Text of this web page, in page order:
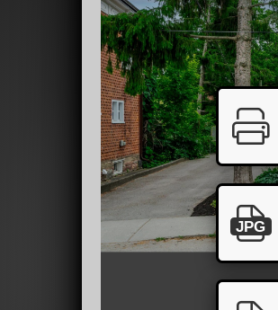
JPG